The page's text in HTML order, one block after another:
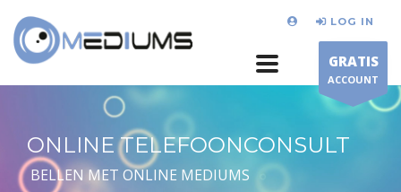
LOG IN
GRATIS
ACCOUNT
ONLINE TELEFOONCONSULT
BELLEN MET ONLINE MEDIUMS